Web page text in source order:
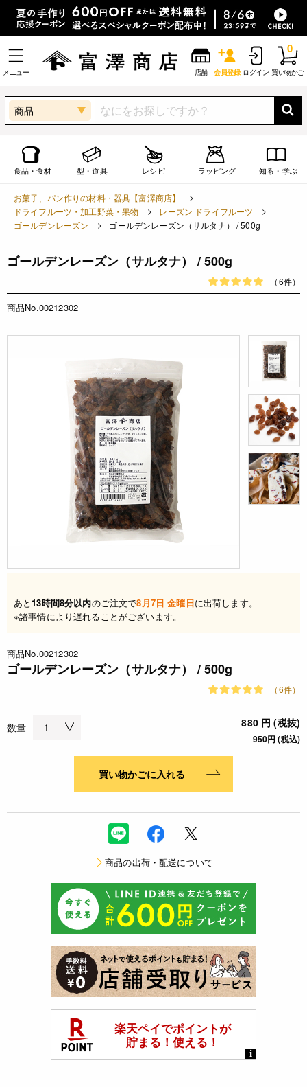
メニュー 店舗 会員登録 ログイン 買い物かご
0
商品
食品・食材 型・道具 レシピ ラッピング 知る・学ぶ
お菓子、パン作りの材料・器具【富澤商店】
ドライフルーツ・加工野菜・果物
レーズン ドライフルーツ
ゴールデンレーズン
ゴールデンレーズン（サルタナ） / 500g
ゴールデンレーズン（サルタナ） / 500g
（6件）
商品No.00212302
あと13時間8分以内のご注文で8月7日 金曜日に出荷します。
※諸事情により遅れることがございます。
商品No.00212302
ゴールデンレーズン（サルタナ） / 500g
（6件）
数量 880 円 (税抜)
950円 (税込)
買い物かごに入れる
商品の出荷・配送について